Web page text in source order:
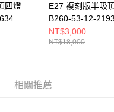
用額度並採取法律行動。
四燈
E27 複刻版半吸
B260-53-12-
NT$3,000
NT$18,000
相關推薦